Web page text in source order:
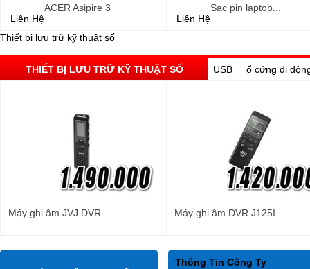
Liên Hệ
ACER Asipire 3
Liên Hệ
Sạc pin laptop...
Thiết bị lưu trữ kỹ thuật số
THIẾT BỊ LƯU TRỮ KỸ THUẬT SỐ USB ổ cứng di
Máy ghi âm JVJ DVR... Máy ghi âm DVR J125I
Thông Tin Công Ty